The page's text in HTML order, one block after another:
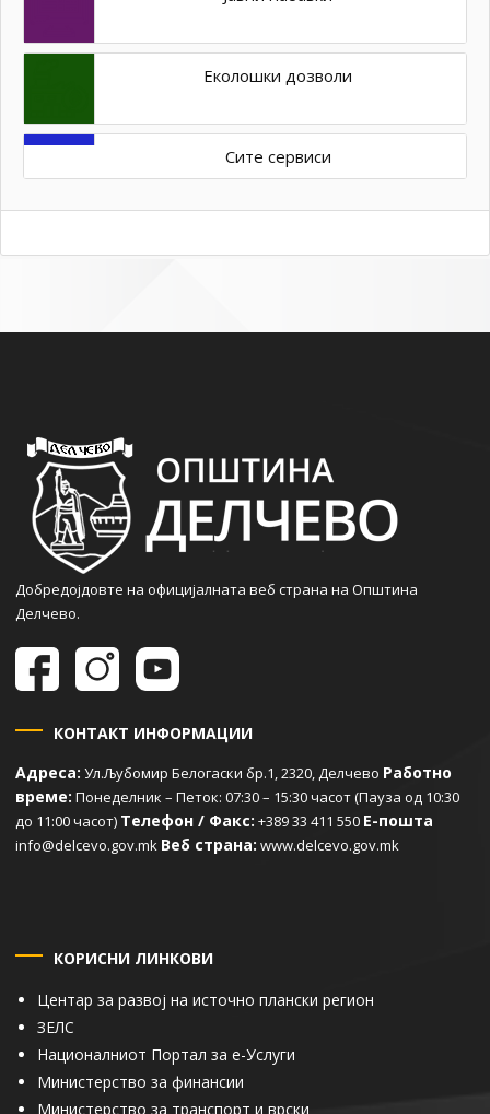
Еколошки дозволи
Сите сервиси
Добредојдовте на официјалната веб страна на Општина
Делчево.
КОНТАКТ ИНФОРМАЦИИ
Адреса: Ул.Љубомир Белогаски бр.1, 2320, Делчево Работно
време: Понеделник – Петок: 07:30 – 15:30 часот (Пауза од 10:30
до 11:00 часот) Телефон / Факс: +389 33 411 550 Е-пошта
info@delcevo.gov.mk Веб страна: www.delcevo.gov.mk
КОРИСНИ ЛИНКОВИ
Центар за развој на источно плански регион
ЗЕЛС
Националниот Портал за е-Услуги
Министерство за финансии
Министерство за транспорт и врски